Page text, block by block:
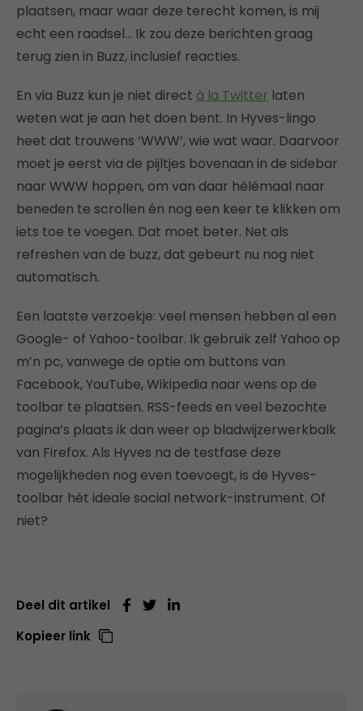
plaatsen, maar waar deze terecht komen, is mij
echt een raadsel… Ik zou deze berichten graag
terug zien in Buzz, inclusief reacties.
En via Buzz kun je niet direct à la Twitter laten
weten wat je aan het doen bent. In Hyves-lingo
heet dat trouwens ‘WWW’, wie wat waar. Daarvoor
moet je eerst via de pijltjes bovenaan in de sidebar
naar WWW hoppen, om van daar hélémaal naar
beneden te scrollen én nog een keer te klikken om
iets toe te voegen. Dat moet beter. Net als
refreshen van de buzz, dat gebeurt nu nog niet
automatisch.
Een laatste verzoekje: veel mensen hebben al een
Google- of Yahoo-toolbar. Ik gebruik zelf Yahoo op
m’n pc, vanwege de optie om buttons van
Facebook, YouTube, Wikipedia naar wens op de
toolbar te plaatsen. RSS-feeds en veel bezochte
pagina’s plaats ik dan weer op bladwijzerwerkbalk
van Firefox. Als Hyves na de testfase deze
mogelijkheden nog even toevoegt, is de Hyves-
toolbar hét ideale social network-instrument. Of
niet?
Deel dit artikel
Kopieer link